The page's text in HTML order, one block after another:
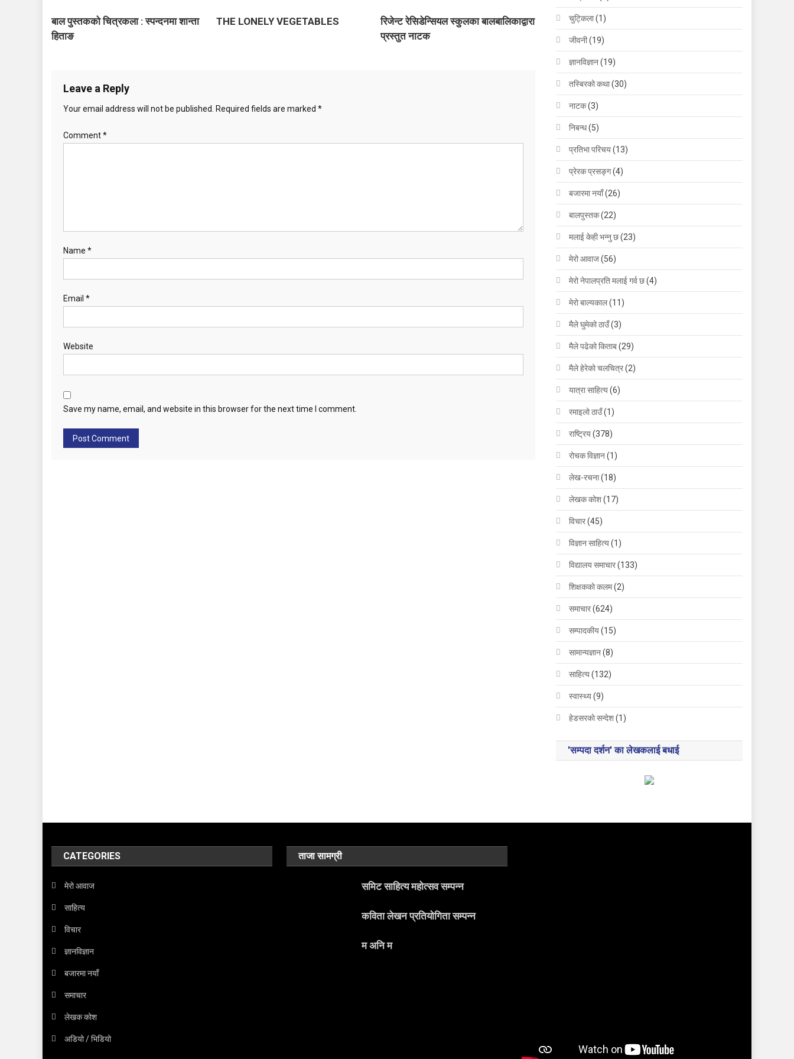
n
बाल पुस्तकको चित्रकला : स्पन्दनमा शान्ता
हिताङ
THE LONELY VEGETABLES
रिजेन्ट रेसिडेन्सियल स्कुलका बालबालिकाद्वारा
प्रस्तुत नाटक
Leave a Reply
Your email address will not be published. Required fields are marked *
Comment*
Name *
Email *
Website
Save my name, email, and website in this browser for the next time I comment.
चुट्किला(1)
जीवनी(19)
ज्ञानविज्ञान(19)
तस्बिरको कथा(30)
नाटक(3)
निबन्ध(5)
प्रतिभा परिचय(13)
प्रेरक प्रसङ्ग(4)
बजारमा नयाँ(26)
बालपुस्तक(22)
मलाई केही भन्नु छ(23)
मेरो आवाज(56)
मेरो नेपालप्रति मलाई गर्व छ(4)
मेरो बाल्यकाल(11)
मैले घुमेको ठाउँ(3)
मैले पढेको किताब(29)
मैले हेरेको चलचित्र(2)
यात्रा साहित्य(6)
रमाइलो ठाउँ(1)
राष्ट्रिय(378)
रोचक विज्ञान(1)
लेख-रचना(18)
लेखक कोश(17)
विचार(45)
विज्ञान साहित्य(1)
विद्यालय समाचार(133)
शिक्षककाे कलम(2)
समाचार(624)
सम्पादकीय(15)
सामान्यज्ञान(8)
साहित्य(132)
स्वास्थ्य(9)
हेडसरकाे सन्देश(1)
'सम्पदा दर्शन' का लेखकलाई बधाई
CATEGORIES
मेरो आवाज
साहित्य
विचार
ज्ञानविज्ञान
बजारमा नयाँ
समाचार
लेखक कोश
अडियो / भिडियो
ताजा सामग्री
समिट साहित्य महोत्सव सम्पन्न
कविता लेखन प्रतियोगिता सम्पन्न
म अनि म